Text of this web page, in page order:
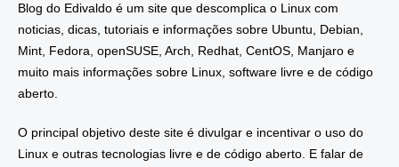
Blog do Edivaldo é um site que descomplica o Linux com
noticias, dicas, tutoriais e informações sobre Ubuntu, Debian,
Mint, Fedora, openSUSE, Arch, Redhat, CentOS, Manjaro e
muito mais informações sobre Linux, software livre e de código
aberto.
O principal objetivo deste site é divulgar e incentivar o uso do
Linux e outras tecnologias livre e de código aberto. E falar de